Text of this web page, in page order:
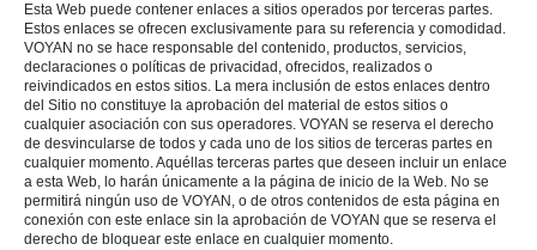
Esta Web puede contener enlaces a sitios operados por terceras partes.
Estos enlaces se ofrecen exclusivamente para su referencia y comodidad.
VOYAN no se hace responsable del contenido, productos, servicios,
declaraciones o políticas de privacidad, ofrecidos, realizados o
reivindicados en estos sitios. La mera inclusión de estos enlaces dentro
del Sitio no constituye la aprobación del material de estos sitios o
cualquier asociación con sus operadores. VOYAN se reserva el derecho
de desvincularse de todos y cada uno de los sitios de terceras partes en
cualquier momento. Aquéllas terceras partes que deseen incluir un enlace
a esta Web, lo harán únicamente a la página de inicio de la Web. No se
permitirá ningún uso de VOYAN, o de otros contenidos de esta página en
conexión con este enlace sin la aprobación de VOYAN que se reserva el
derecho de bloquear este enlace en cualquier momento.